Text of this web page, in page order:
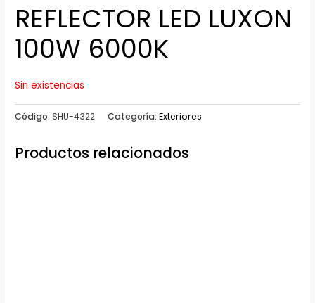
REFLECTOR LED LUXON
100W 6000K
Sin existencias
Código:SHU-4322 Categoría:Exteriores
Productos relacionados